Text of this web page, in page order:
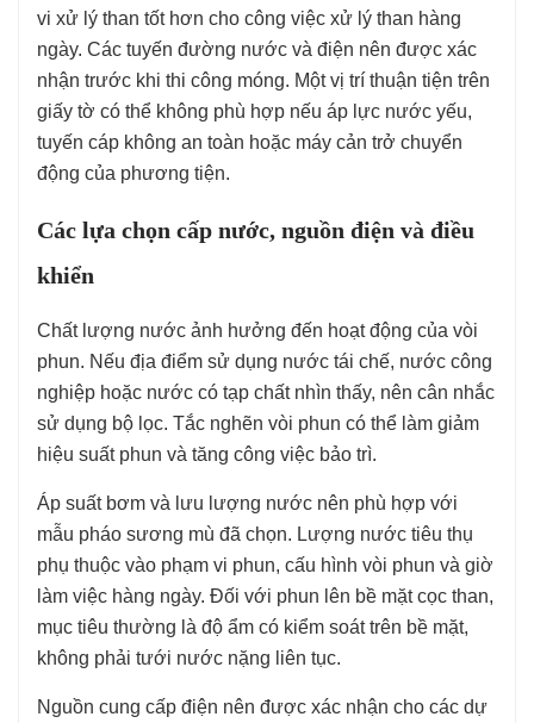
vi xử lý than tốt hơn cho công việc xử lý than hàng
ngày. Các tuyến đường nước và điện nên được xác
nhận trước khi thi công móng. Một vị trí thuận tiện trên
giấy tờ có thể không phù hợp nếu áp lực nước yếu,
tuyến cáp không an toàn hoặc máy cản trở chuyển
động của phương tiện.
Các lựa chọn cấp nước, nguồn điện và điều
khiển
Chất lượng nước ảnh hưởng đến hoạt động của vòi
phun. Nếu địa điểm sử dụng nước tái chế, nước công
nghiệp hoặc nước có tạp chất nhìn thấy, nên cân nhắc
sử dụng bộ lọc. Tắc nghẽn vòi phun có thể làm giảm
hiệu suất phun và tăng công việc bảo trì.
Áp suất bơm và lưu lượng nước nên phù hợp với
mẫu pháo sương mù đã chọn. Lượng nước tiêu thụ
phụ thuộc vào phạm vi phun, cấu hình vòi phun và giờ
làm việc hàng ngày. Đối với phun lên bề mặt cọc than,
mục tiêu thường là độ ẩm có kiểm soát trên bề mặt,
không phải tưới nước nặng liên tục.
Nguồn cung cấp điện nên được xác nhận cho các dự